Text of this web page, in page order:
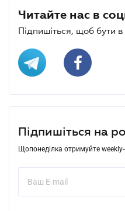
Читайте нас в
Підпишіться, щоб бути в
Підпишіться на
Щопонеділка отримуйте weekly-